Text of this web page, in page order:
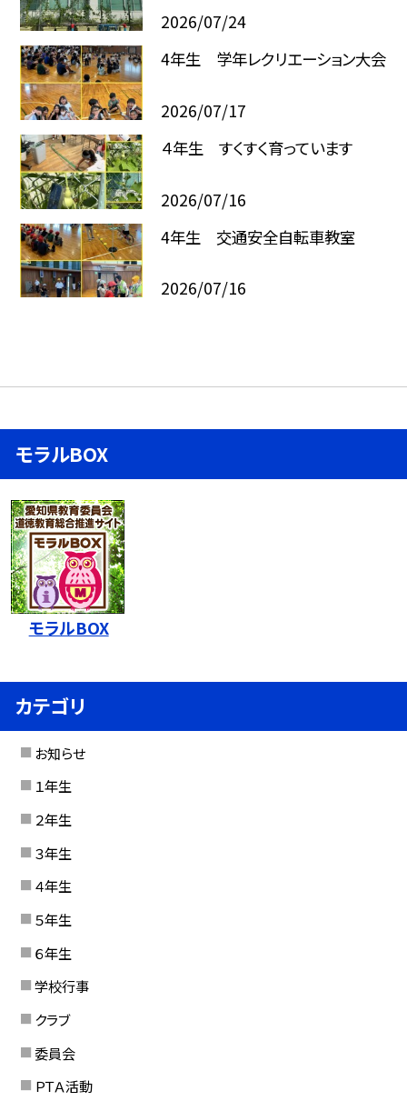
2026/07/24
4年生 学年レクリエーション大会
2026/07/17
４年生 すくすく育っています
2026/07/16
4年生 交通安全自転車教室
2026/07/16
モラルBOX
モラルBOX
カテゴリ
お知らせ
１年生
２年生
３年生
４年生
５年生
６年生
学校行事
クラブ
委員会
ＰＴＡ活動